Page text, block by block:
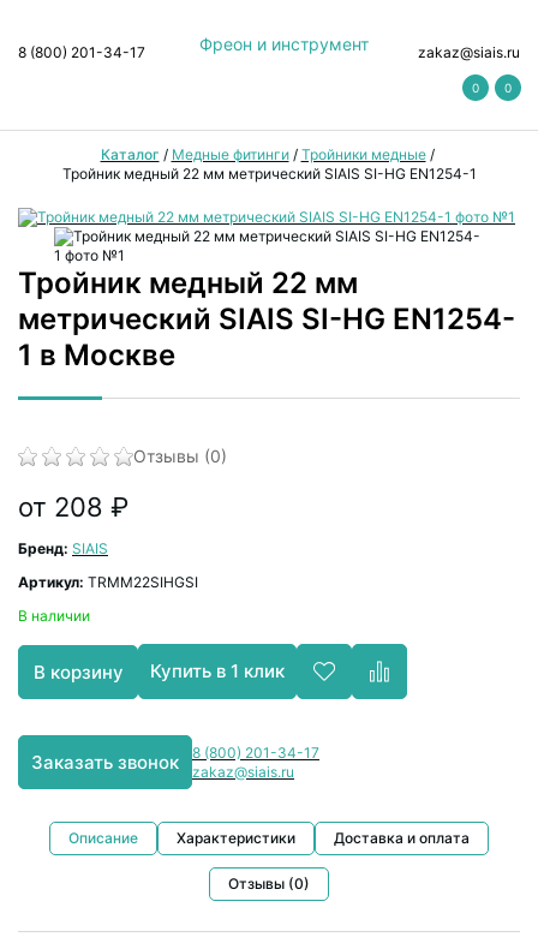
Фреон и инструмент
8 (800) 201-34-17 zakaz@siais.ru
0 0
Каталог / Медные фитинги/ Тройники медные/
Тройник медный 22 мм метрический SIAIS SI-HG EN1254-1
Тройник медный 22 мм
метрический SIAIS SI-HG EN1254-
1 в Москве
Отзывы (0)
от 208 ₽
Бренд: SIAIS
Артикул: TRMM22SIHGSI
В наличии
В корзину Купить в 1 клик
Заказать звонок
8 (800) 201-34-17
zakaz@siais.ru
Описание Характеристики Доставка и оплата
Отзывы (0)